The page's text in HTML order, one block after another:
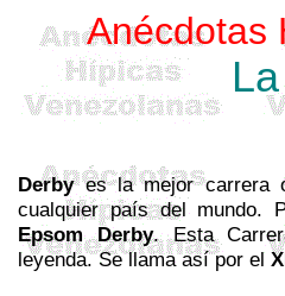
Anécdotas
Derbyes la mejor carrera
cualquier país del mundo.
EpsomDerby. Esta
leyenda. Se llama así por el